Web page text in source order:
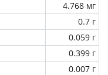
4.768 мг
0.7 г
0.059 г
0.399 г
0.007 г